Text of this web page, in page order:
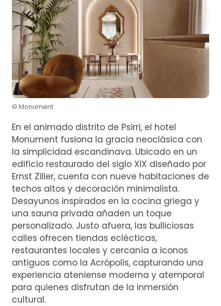
© Monument
En el animado distrito de Psirri, el hotel
Monument fusiona la gracia neoclásica con
la simplicidad escandinava. Ubicado en un
edificio restaurado del siglo XIX diseñado por
Ernst Ziller, cuenta con nueve habitaciones de
techos altos y decoración minimalista.
Desayunos inspirados en la cocina griega y
una sauna privada añaden un toque
personalizado. Justo afuera, las bulliciosas
calles ofrecen tiendas eclécticas,
restaurantes locales y cercanía a iconos
antiguos como la Acrópolis, capturando una
experiencia ateniense moderna y atemporal
para quienes disfrutan de la inmersión
cultural.